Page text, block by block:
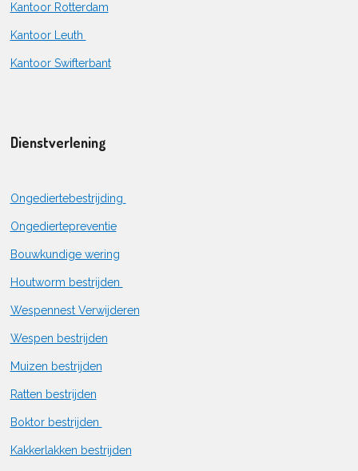
Kantoor Rotterdam
Kantoor Leuth
Kantoor Swifterbant
Dienstverlening
Ongediertebestrijding
Ongediertepreventie
Bouwkundige wering
Houtworm bestrijden
Wespennest Verwijderen
Wespen bestrijden
Muizen bestrijden
Ratten bestrijden
Boktor bestrijden
Kakkerlakken bestrijden